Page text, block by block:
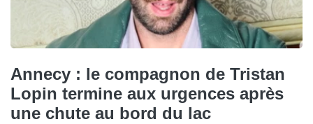
Annecy : le compagnon de Tristan
Lopin termine aux urgences après
une chute au bord du lac